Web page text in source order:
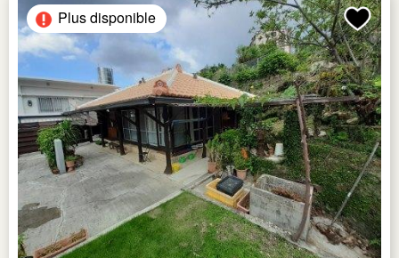
Plus disponible